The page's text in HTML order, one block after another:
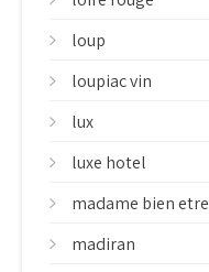
loup
loupiac vin
lux
luxe hotel
madame bien etre
madiran